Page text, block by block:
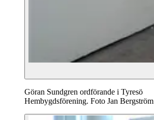
Göran Sundgren ordförande i Tyresö
Hembygdsförening. Foto Jan Bergström